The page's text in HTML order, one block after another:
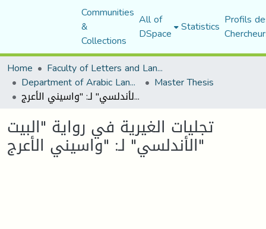
Communities
&
Collections
All of
DSpace Statistics Profils
Home
Faculty of Letters and Languages
Department of Arabic Language and Literature Master Thesis
تجليات الغيرية في رواية "البيت الأندلسي" لـ: "واسيني الأعرج"
تجليات الغيرية في رواية "البيت
الأندلسي" لـ: "واسيني الأعرج"